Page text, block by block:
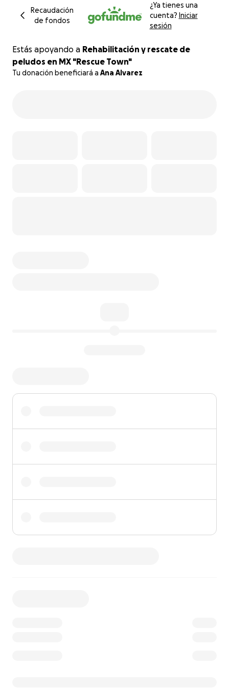
Recaudación
de fondos
¿Ya tienes una
cuenta? Iniciar
sesión
Estás apoyando a Rehabilitación y rescate de
peludos en MX "Rescue Town"
Tu donación beneficiará a Ana Alvarez